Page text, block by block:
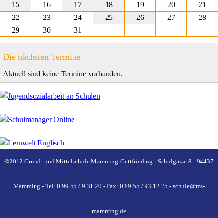
15
16 17 18 19 20
21
22
23 24 25 26 27
28
29
30 31
Die nächsten Termine
Aktuell sind keine Termine vorhanden.
©2012 Grund- und Mittelschule Mamming-Gottfrieding - Schulgasse 8 - 94437
Mamming - Tel: 0 99 55 / 9 31 20 - Fax: 0 99 55 / 93 12 25 - schule@ms-
mamming.de